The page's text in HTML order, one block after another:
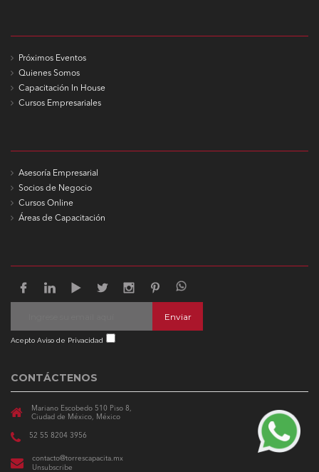
Próximos Eventos
Quienes Somos
Capacitación In House
Cursos Empresariales
Asesoría Empresarial
Socios de Negocio
Cursos Online
Áreas de Capacitación
Enviar
Acepto Aviso de Privacidad
CONTÁCTENOS
Mariano Escobedo 510 Piso 8,
Ciudad de México, México
52 55 8204 3956
contacto@torrescapacita.mx